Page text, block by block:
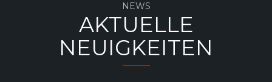
NEWS
AKTUELLE
NEUIGKEITEN